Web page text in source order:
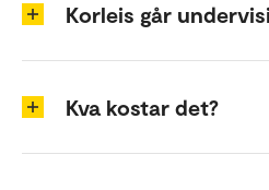
Korleis går
Kva kostar det?